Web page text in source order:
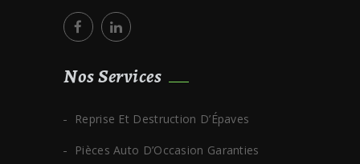
Nos Services
Reprise Et Destruction D’Épaves
Pièces Auto D’Occasion Garanties